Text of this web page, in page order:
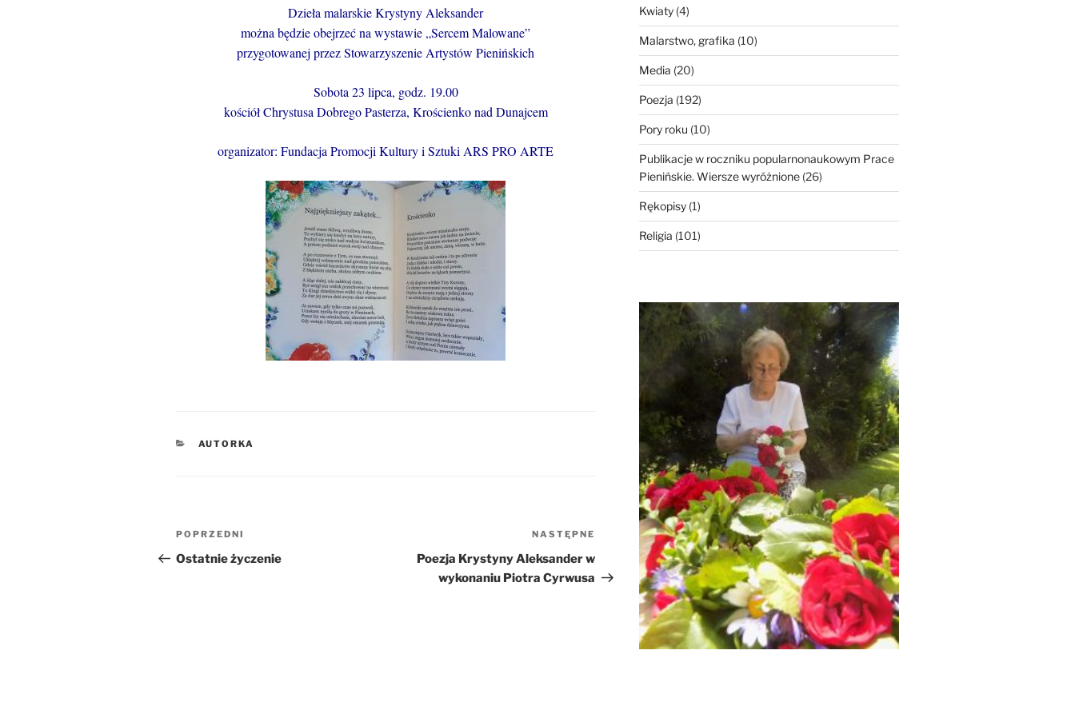
Dzieła malarskie Krystyny Aleksander
można będzie obejrzeć na wystawie „Sercem Malowane”
przygotowanej przez Stowarzyszenie Artystów Pienińskich
Sobota 23 lipca, godz. 19.00
kościół Chrystusa Dobrego Pasterza, Krościenko nad Dunajcem
organizator: Fundacja Promocji Kultury i Sztuki ARS PRO ARTE
KATEGORIE
AUTORKA
Nawigacja
wpisu
Poprzedni
wpis
POPRZEDNI
Ostatnie życzenie
Następny
wpis
NASTĘPNE
Poezja Krystyny Aleksander w
wykonaniu Piotra Cyrwusa
Kwiaty(4)
Malarstwo, grafika (10)
Media (20)
Poezja (192)
Pory roku (10)
Publikacje w roczniku popularnonaukowym Prace
Pienińskie. Wiersze wyróżnione(26)
Rękopisy(1)
Religia (101)